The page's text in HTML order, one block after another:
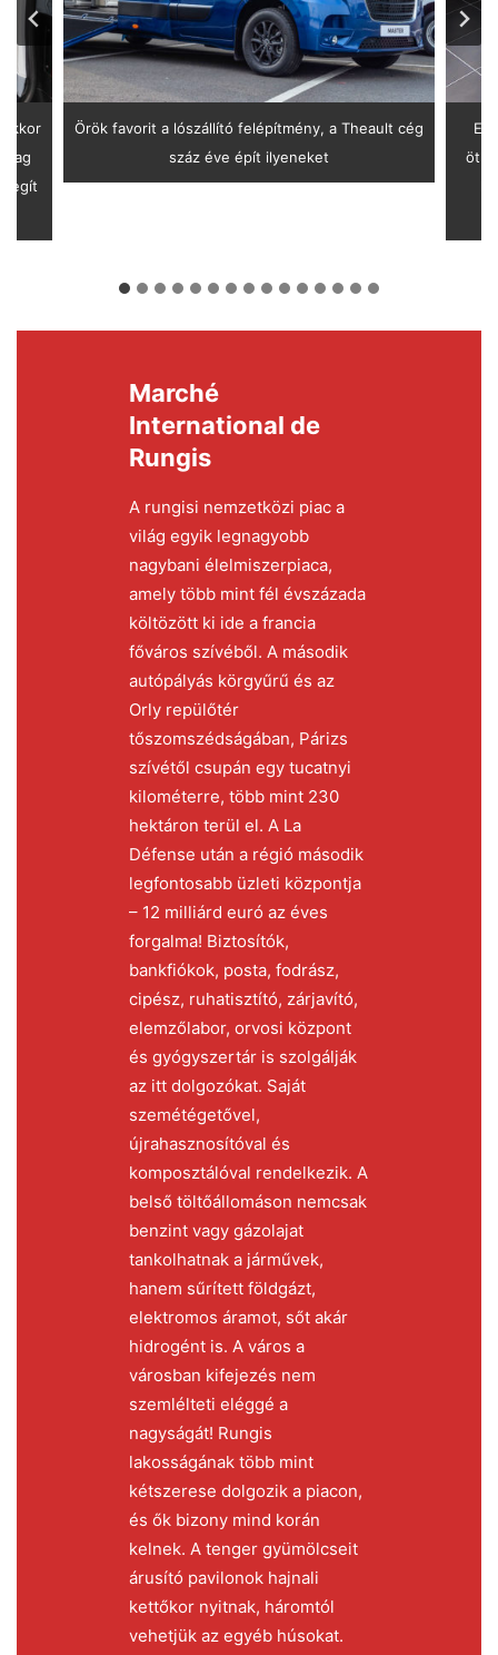
Örök favorit a lószállító felépítmény, a Theault cég
száz éve épít ilyeneket
Ez
Marché
International de
Rungis
A rungisi nemzetközi piac a
világ egyik legnagyobb
nagybani élelmiszerpiaca,
amely több mint fél évszázada
költözött ki ide a francia
főváros szívéből. A második
autópályás körgyűrű és az
Orly repülőtér
tőszomszédságában, Párizs
szívétől csupán egy tucatnyi
kilométerre, több mint 230
hektáron terül el. A La
Défense után a régió második
legfontosabb üzleti központja
– 12 milliárd euró az éves
forgalma! Biztosítók,
bankfiókok, posta, fodrász,
cipész, ruhatisztító, zárjavító,
elemzőlabor, orvosi központ
és gyógyszertár is szolgálják
az itt dolgozókat. Saját
szemétégetővel,
újrahasznosítóval és
komposztálóval rendelkezik. A
belső töltőállomáson nemcsak
benzint vagy gázolajat
tankolhatnak a járművek,
hanem sűrített földgázt,
elektromos áramot, sőt akár
hidrogént is. A város a
városban kifejezés nem
szemlélteti eléggé a
nagyságát! Rungis
lakosságának több mint
kétszerese dolgozik a piacon,
és ők bizony mind korán
kelnek. A tenger gyümölcseit
árusító pavilonok hajnali
kettőkor nyitnak, háromtól
vehetjük az egyéb húsokat.